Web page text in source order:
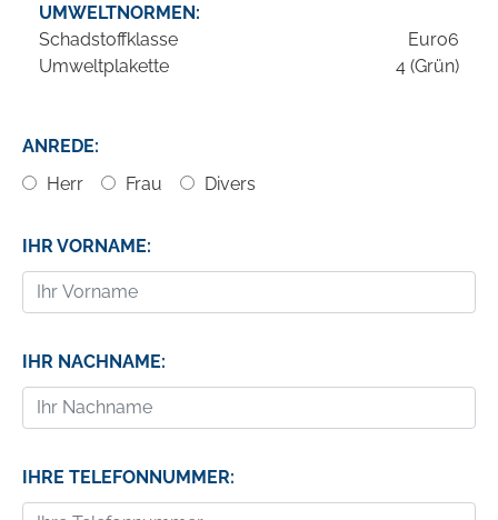
UMWELTNORMEN:
Schadstoffklasse
Euro6
Umweltplakette
4 (Grün)
ANREDE:
Herr
Frau Divers
IHR VORNAME:
IHR NACHNAME:
IHRE TELEFONNUMMER: